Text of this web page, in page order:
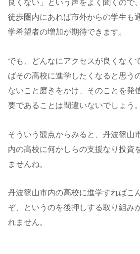
良くない」という声をよく聞くので
徒歩圏内にあれば市外からの学生も
学希望者の増加が期待できます。
でも、どんなにアクセスが良くなく
ばその高校に進学したくなると思う
ないこと磨きをかけ、そのことを発
要であることは間違いないでしょう。
そういう観点からみると、丹波篠山
内の高校に何かしらの支援なり投資
ませんね。
丹波篠山市内の高校に進学すればこ
ぞ、というのを後押しする取り組み
れません。